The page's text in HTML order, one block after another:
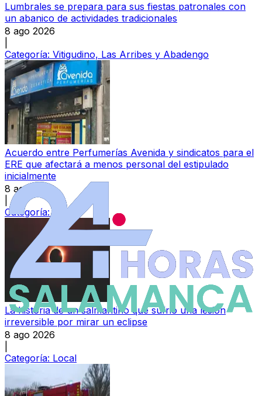
Lumbrales se prepara para sus fiestas patronales con
un abanico de actividades tradicionales
8 ago 2026
Categoría: Vitigudino, Las Arribes y Abadengo
Acuerdo entre Perfumerías Avenida y sindicatos para el
ERE que afectará a menos personal del estipulado
inicialmente
8 ago 2026
Categoría: Local
La historia de un salmantino que sufrió una lesión
irreversible por mirar un eclipse
8 ago 2026
Categoría: Local